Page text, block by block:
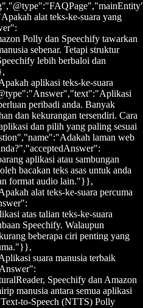
alat teks-ke-suara yang
Polly dan Speechify tawarkan
sebenar. Tetapi struktur
lebih berbaloi dan
aplikasi teks-ke-suara
peribadi anda. Banyak
dan kekurangan tersendiri. Cara
dan pilih yang paling sesuai
laman web
aplikasi atau sambungan
bacakan teks asas untuk anda
format audio lain."}},
alat teks-ke-suara percuma
atas talian teks-ke-suara
Speechify. Walaupun
beberapa ciri penting yang
suara manusia terbaik
Speechify dan Amazon
manusia antara semua aplikasi
to-Speech (NTTS) Polly